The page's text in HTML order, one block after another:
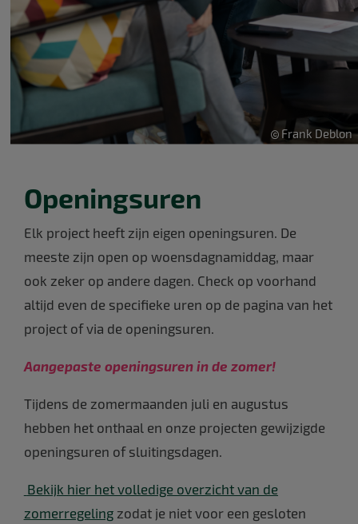
Frank Deblon
Openingsuren
Elk project heeft zijn eigen openingsuren. De
meeste zijn open op woensdagnamiddag, maar
ook zeker op andere dagen. Check op voorhand
altijd even de specifieke uren op de pagina van het
project of via de openingsuren.
Aangepaste openingsuren in de zomer!
Tijdens de zomermaanden juli en augustus
hebben het onthaal en onze projecten gewijzigde
openingsuren of sluitingsdagen.
Bekijk hier het volledige overzicht van de
zomerregeling zodatje niet voor een gesloten